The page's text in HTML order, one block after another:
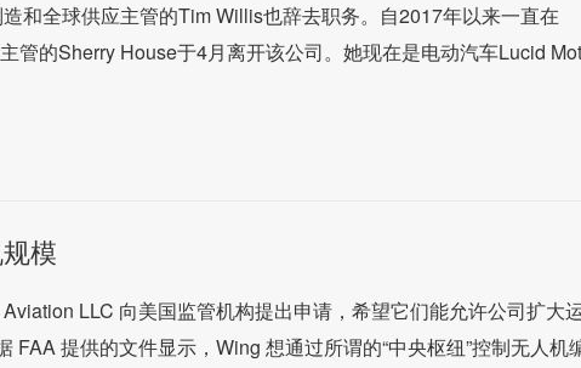
和全球供应主管的Tim Willis也辞去职务。自2017年以来一直在
管的Sherry House于4月离开该公司。她现在是电动汽车Lucid
模
LLC 向美国监管机构提出申请，希望它们能允许公司扩大
提供的文件显示，Wing 想通过所谓的“中央枢纽”控制无人机